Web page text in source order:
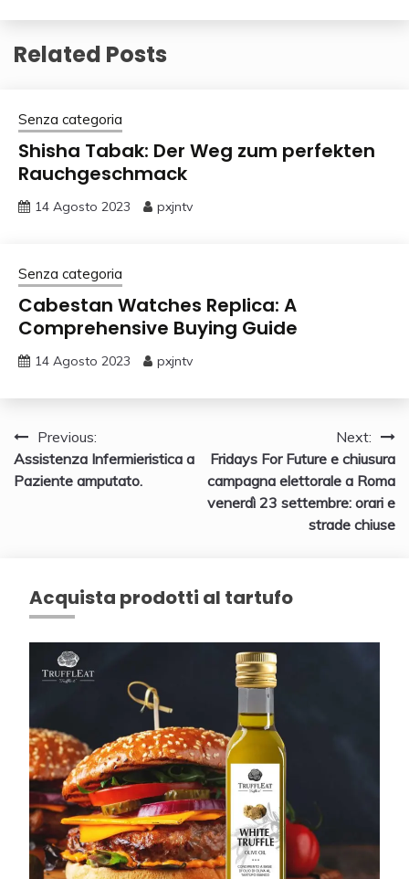
Related Posts
Senza categoria
Shisha Tabak: Der Weg zum perfekten
Rauchgeschmack
14 Agosto 2023 pxjntv
Senza categoria
Cabestan Watches Replica: A
Comprehensive Buying Guide
14 Agosto 2023 pxjntv
Navigazione
articoli
Previous:
Assistenza Infermieristica a
Paziente amputato.
Next:
Fridays For Future e chiusura
campagna elettorale a Roma
venerdì 23 settembre: orari e
strade chiuse
Acquista prodotti al tartufo